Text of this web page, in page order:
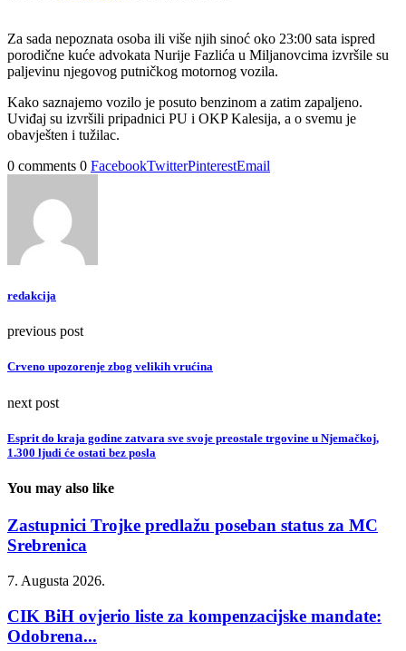
Za sada nepoznata osoba ili više njih sinoć oko 23:00 sata ispred
porodične kuće advokata Nurije Fazlića u Miljanovcima izvršile su
paljevinu njegovog putničkog motornog vozila.
Kako saznajemo vozilo je posuto benzinom a zatim zapaljeno.
Uviđaj su izvršili pripadnici PU i OKP Kalesija, a o svemu je
obavješten i tužilac.
0 comments 0 FacebookTwitterPinterestEmail
redakcija
previous post
Crveno upozorenje zbog velikih vrućina
next post
Esprit do kraja godine zatvara sve svoje preostale trgovine u Njemačkoj,
1.300 ljudi će ostati bez posla
You may also like
Zastupnici Trojke predlažu poseban status za MC
Srebrenica
7. Augusta 2026.
CIK BiH ovjerio liste za kompenzacijske mandate:
Odobrena...